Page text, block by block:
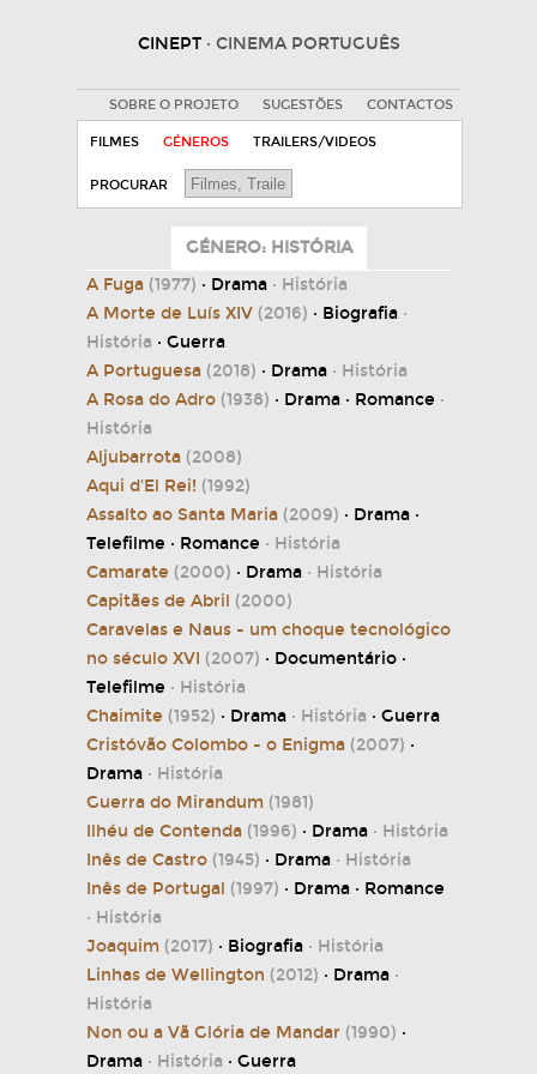
CINEPT · CINEMA PORTUGUÊS
SOBRE O PROJETO SUGESTÕES CONTACTOS
FILMES GÉNEROS TRAILERS/VIDEOS
PROCURAR
GÉNERO: HISTÓRIA
A Fuga (1977) · Drama · História
A Morte de Luís XIV (2016) · Biografia ·
História · Guerra
A Portuguesa (2018) · Drama · História
A Rosa do Adro (1938) · Drama · Romance ·
História
Aljubarrota (2008)
Aqui d'El Rei! (1992)
Assalto ao Santa Maria (2009) · Drama ·
Telefilme · Romance · História
Camarate (2000) · Drama · História
Capitães de Abril (2000)
Caravelas e Naus - um choque tecnológico
no século XVI (2007) · Documentário ·
Telefilme · História
Chaimite (1952) · Drama · História · Guerra
Cristóvão Colombo - o Enigma (2007) ·
Drama · História
Guerra do Mirandum (1981)
Ilhéu de Contenda (1996) · Drama · História
Inês de Castro (1945) · Drama · História
Inês de Portugal (1997) · Drama · Romance
· História
Joaquim (2017) · Biografia · História
Linhas de Wellington (2012) · Drama ·
História
Non ou a Vã Glória de Mandar (1990) ·
Drama · História · Guerra